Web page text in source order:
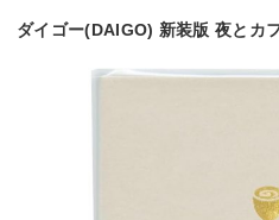
ダイゴー(DAIGO) 新装版 夜とカ